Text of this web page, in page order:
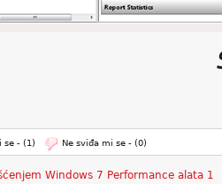
se - (1) Ne sviđa mi se - (0)
Windows 7 Performance alata 1